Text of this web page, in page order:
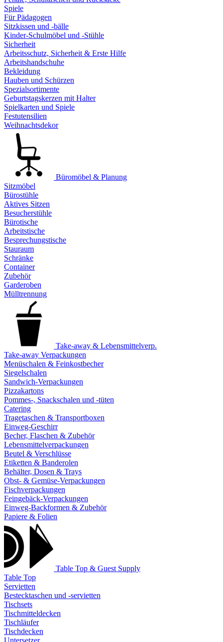
Spiele
Für Pädagogen
Sitzkissen und -bälle
Kinder-Schulmöbel und -Stühle
Sicherheit
Arbeitsschutz, Sicherheit & Erste Hilfe
Arbeitshandschuhe
Bekleidung
Hauben und Schürzen
Spezialsortimente
Geburtstagskerzen mit Halter
Spielkarten und Spiele
Festutensilien
Weihnachtsdekor
Büromöbel & Planung
Sitzmöbel
Bürostühle
Aktives Sitzen
Besucherstühle
Bürotische
Arbeitstische
Besprechungstische
Stauraum
Schränke
Container
Zubehör
Garderoben
Mülltrennung
Take-away & Lebensmittelverp.
Take-away Verpackungen
Menüschalen & Feinkostbecher
Siegelschalen
Sandwich-Verpackungen
Pizzakartons
Pommes-, Snackschalen und -tüten
Catering
Tragetaschen & Transportboxen
Einweg-Geschirr
Becher, Flaschen & Zubehör
Lebensmittelverpackungen
Beutel & Verschlüsse
Etiketten & Banderolen
Behälter, Dosen & Trays
Obst- & Gemüse-Verpackungen
Fischverpackungen
Feingebäck-Verpackungen
Einweg-Backformen & Zubehör
Papiere & Folien
Table Top & Guest Supply
Table Top
Servietten
Bestecktaschen und -servietten
Tischsets
Tischmitteldecken
Tischläufer
Tischdecken